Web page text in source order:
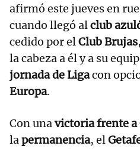
afirmó este jueves en
cuando llegó alclub
cedido por elClub Brujas
la cabeza a él y a su
jornada de Ligacon
Europa.
Con unavictoria frente a
lapermanencia, el